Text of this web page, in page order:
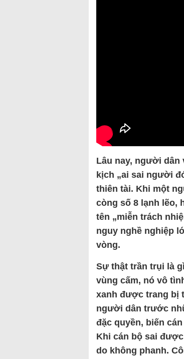
Lâu nay, người dân
kịch „ai sai người
thiên tài. Khi một
còng số 8 lạnh lẽo,
tên „miễn trách
nguy nghề nghiệp
vòng.
Sự thật trần trụi là
vùng cấm, nó vô
xanh được trang bị
người dân trước
đặc quyền, biến
Khi cán bộ sai
do không phanh.